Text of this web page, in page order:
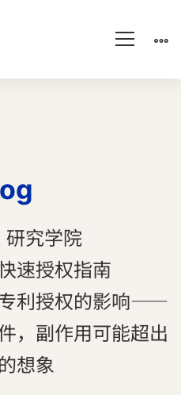
研究学院
速授权指南
利授权的影响——
，副作用可能超出
想象